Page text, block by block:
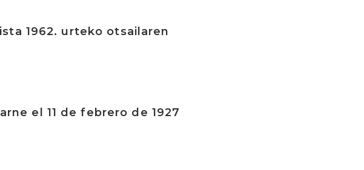
1962. urteko otsailaren
el 11 de febrero de 1927